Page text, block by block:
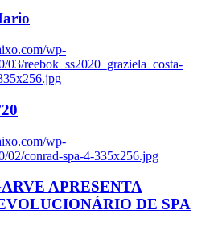
wp-
03/reebok_ss2020_graziela_costa-
wp-
02/conrad-spa-4-335x256.jpg
APRESENTA
DE SPA